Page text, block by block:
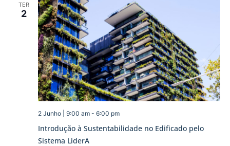
TER
2
Introdução à Sustentabilidade no Edificado pelo
Sistema LiderA
2 Junho | 9:00 am- 6:00 pm